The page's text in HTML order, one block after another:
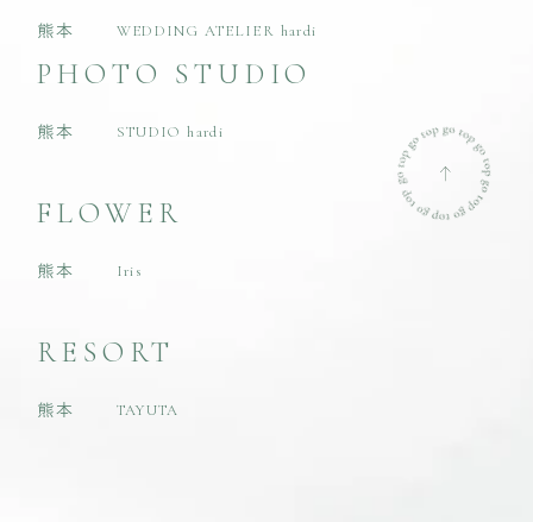
熊本 WEDDING ATELIER hardi
PHOTO STUDIO
熊本 STUDIO hardi
FLOWER
熊本 Iris
RESORT
熊本 TAYUTA